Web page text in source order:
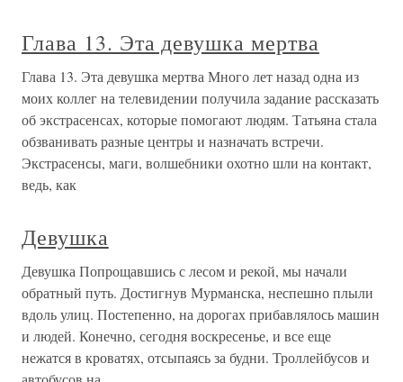
Глава 13. Эта девушка мертва
Глава 13. Эта девушка мертва Много лет назад одна из
моих коллег на телевидении получила задание рассказать
об экстрасенсах, которые помогают людям. Татьяна стала
обзванивать разные центры и назначать встречи.
Экстрасенсы, маги, волшебники охотно шли на контакт,
ведь, как
Девушка
Девушка Попрощавшись с лесом и рекой, мы начали
обратный путь. Достигнув Мурманска, неспешно плыли
вдоль улиц. Постепенно, на дорогах прибавлялось машин
и людей. Конечно, сегодня воскресенье, и все еще
нежатся в кроватях, отсыпаясь за будни. Троллейбусов и